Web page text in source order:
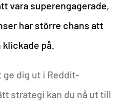
vara superengagerade,
har större chans att
på.
ge dig ut i Reddit-
strategi kan du nå ut till